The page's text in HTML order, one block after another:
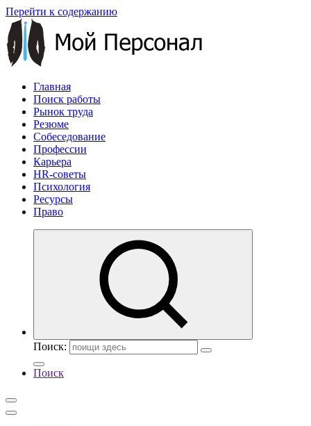
Перейти к содержанию
Главная
Поиск работы
Рынок труда
Резюме
Собеседование
Профессии
Карьера
HR-советы
Психология
Ресурсы
Право
Поиск:
Поиск